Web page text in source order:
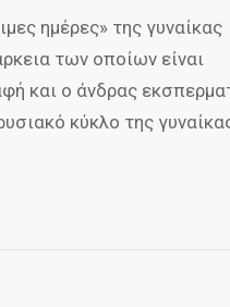
ημέρες» της γυναίκας
των οποίων είναι
και ο άνδρας
κύκλο της